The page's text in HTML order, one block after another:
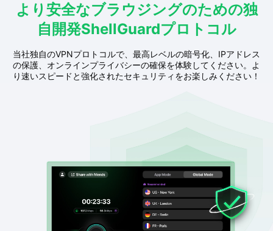
より安全なブラウジングのための独
自開発ShellGuardプロトコル
当社独自のVPNプロトコルで、最高レベルの暗号化、IPアドレス
の保護、オンラインプライバシーの確保を体験してください。よ
り速いスピードと強化されたセキュリティをお楽しみください！